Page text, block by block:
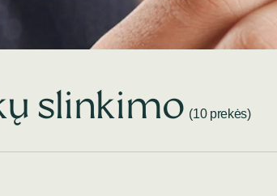
slinkimo (10 prekės)